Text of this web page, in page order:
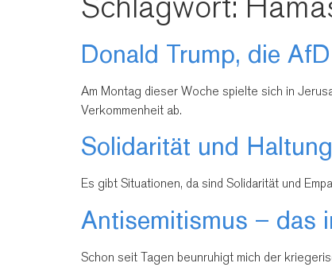
Donald Trump, die
Am Montag dieser Woche spielte sich in
Verkommenheit ab.
Solidarität und Haltung
Es gibt Situationen, da sind Solidarität und
Antisemitismus – das
Schon seit Tagen beunruhigt mich der